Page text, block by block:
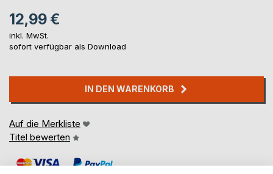
12,99 €
inkl. MwSt.
sofort verfügbar als Download
IN DEN WARENKORB
Auf die Merkliste
Titel bewerten